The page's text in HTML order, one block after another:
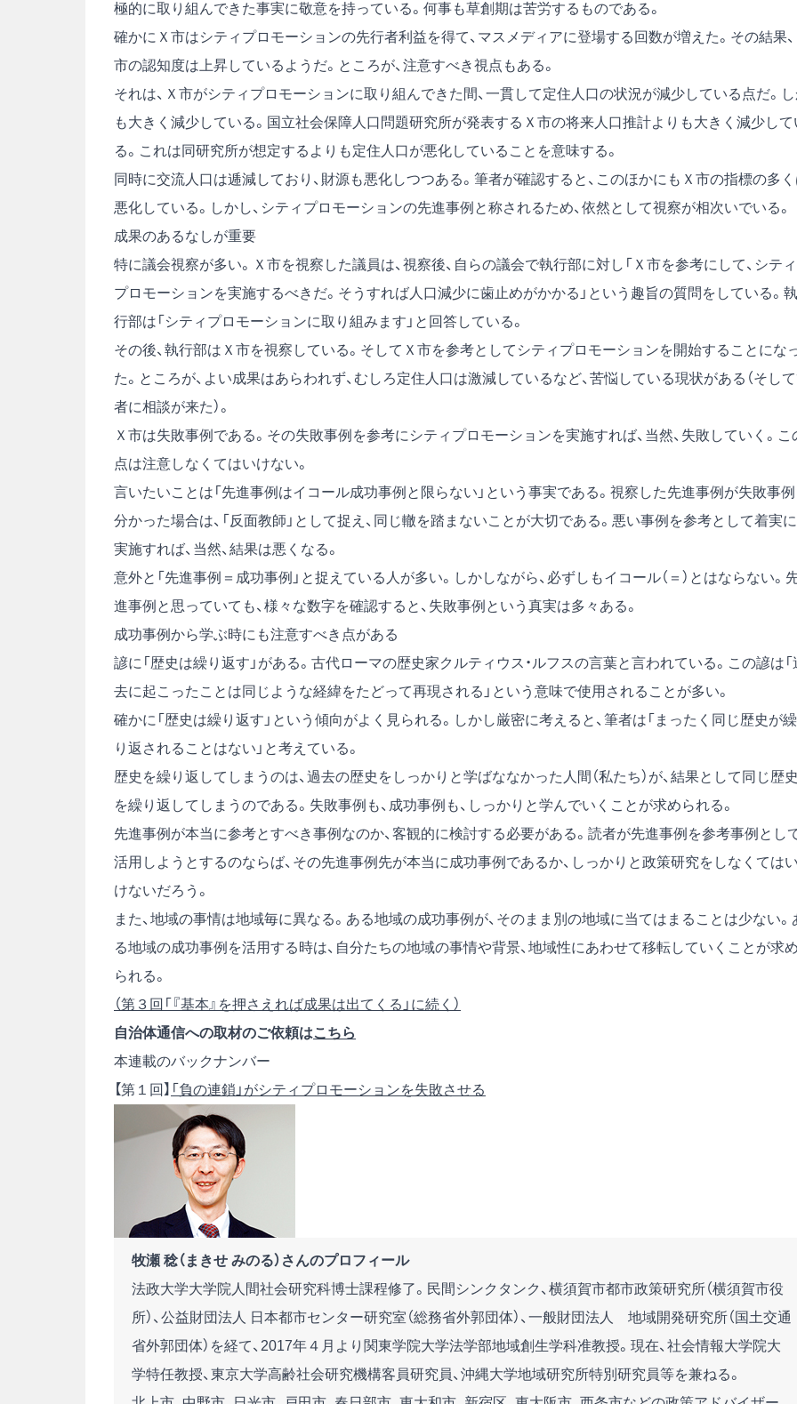
極的に取り組んできた事実に敬意を持っている。何事も草創期は苦労するものである。
確かにＸ市はシティプロモーションの先行者利益を得て、マスメディアに登場する回数が増えた。その結果、
市の認知度は上昇しているようだ。ところが、注意すべき視点もある。
それは、Ｘ市がシティプロモーションに取り組んできた間、一貫して定住人口の状況が減少している点だ。
も大きく減少している。国立社会保障人口問題研究所が発表するＸ市の将来人口推計よりも大きく減少して
る。これは同研究所が想定するよりも定住人口が悪化していることを意味する。
同時に交流人口は逓減しており、財源も悪化しつつある。筆者が確認すると、このほかにもＸ市の指標の多
悪化している。しかし、シティプロモーションの先進事例と称されるため、依然として視察が相次いでいる。
成果のあるなしが重要
特に議会視察が多い。Ｘ市を視察した議員は、視察後、自らの議会で執行部に対し「Ｘ市を参考にして、シティ
プロモーションを実施するべきだ。そうすれば人口減少に歯止めがかかる」という趣旨の質問をしている。執
行部は「シティプロモーションに取り組みます」と回答している。
その後、執行部はＸ市を視察している。そしてＸ市を参考としてシティプロモーションを開始することにな
た。ところが、よい成果はあらわれず、むしろ定住人口は激減しているなど、苦悩している現状がある（そし
者に相談が来た）。
Ｘ市は失敗事例である。その失敗事例を参考にシティプロモーションを実施すれば、当然、失敗していく。こ
点は注意しなくてはいけない。
言いたいことは「先進事例はイコール成功事例と限らない」という事実である。視察した先進事例が失敗事例
分かった場合は、「反面教師」として捉え、同じ轍を踏まないことが大切である。悪い事例を参考として着実に
実施すれば、当然、結果は悪くなる。
意外と「先進事例＝成功事例」と捉えている人が多い。しかしながら、必ずしもイコール（＝）とはならない。
進事例と思っていても、様々な数字を確認すると、失敗事例という真実は多々ある。
成功事例から学ぶ時にも注意すべき点がある
諺に「歴史は繰り返す」がある。古代ローマの歴史家クルティウス・ルフスの言葉と言われている。この諺は「
去に起こったことは同じような経緯をたどって再現される」という意味で使用されることが多い。
確かに「歴史は繰り返す」という傾向がよく見られる。しかし厳密に考えると、筆者は「まったく同じ歴史が繰
り返されることはない」と考えている。
歴史を繰り返してしまうのは、過去の歴史をしっかりと学ばななかった人間（私たち）が、結果として同じ歴史
を繰り返してしまうのである。失敗事例も、成功事例も、しっかりと学んでいくことが求められる。
先進事例が本当に参考とすべき事例なのか、客観的に検討する必要がある。読者が先進事例を参考事例とし
活用しようとするのならば、その先進事例先が本当に成功事例であるか、しっかりと政策研究をしなくてはい
けないだろう。
また、地域の事情は地域毎に異なる。ある地域の成功事例が、そのまま別の地域に当てはまることは少ない。
る地域の成功事例を活用する時は、自分たちの地域の事情や背景、地域性にあわせて移転していくことが求め
られる。
（第３回「『基本』を押さえれば成果は出てくる」に続く）
自治体通信への取材のご依頼はこちら
本連載のバックナンバー
【第１回】 「負の連鎖」がシティプロモーションを失敗させる
牧瀬 稔（まきせ みのる）さんのプロフィール
法政大学大学院人間社会研究科博士課程修了。民間シンクタンク、横須賀市都市政策研究所（横須賀市役
所）、公益財団法人 日本都市センター研究室（総務省外郭団体）、一般財団法人 地域開発研究所（国土交通
省外郭団体）を経て、2017年４月より関東学院大学法学部地域創生学科准教授。現在、社会情報大学院大
学特任教授、東京大学高齢社会研究機構客員研究員、沖縄大学地域研究所特別研究員等を兼ねる。